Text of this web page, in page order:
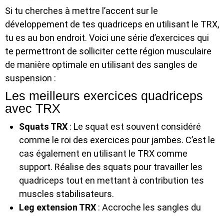
Si tu cherches à mettre l’accent sur le
développement de tes quadriceps en utilisant le TRX,
tu es au bon endroit. Voici une série d’exercices qui
te permettront de solliciter cette région musculaire
de manière optimale en utilisant des sangles de
suspension :
Les meilleurs exercices quadriceps
avec TRX
Squats TRX : Le squat est souvent considéré
comme le roi des exercices pour jambes. C’est le
cas également en utilisant le TRX comme
support. Réalise des squats pour travailler les
quadriceps tout en mettant à contribution tes
muscles stabilisateurs.
Leg extension TRX : Accroche les sangles du